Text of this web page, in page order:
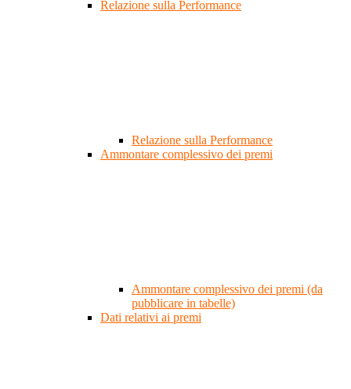
Relazione sulla Performance
Relazione sulla Performance
Ammontare complessivo dei premi
Ammontare complessivo dei premi (da
pubblicare in tabelle)
Dati relativi ai premi